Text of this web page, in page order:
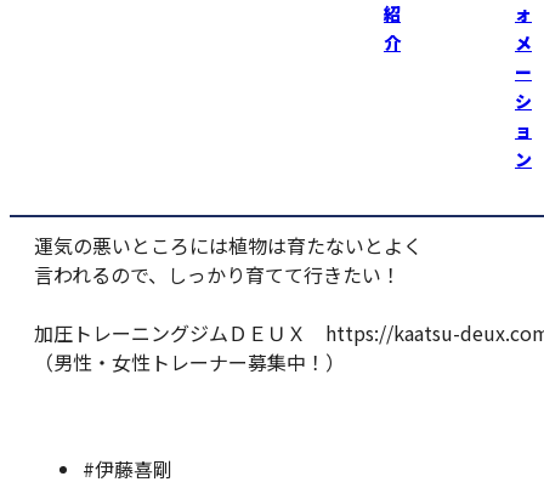
紹
介
ォ
メ
ー
シ
ョ
ン
運気の悪いところには植物は育たないとよく
言われるので、しっかり育てて行きたい！
加圧トレーニングジムＤＥＵＸ https://kaatsu-
（男性・女性トレーナー募集中！）
#伊藤喜剛